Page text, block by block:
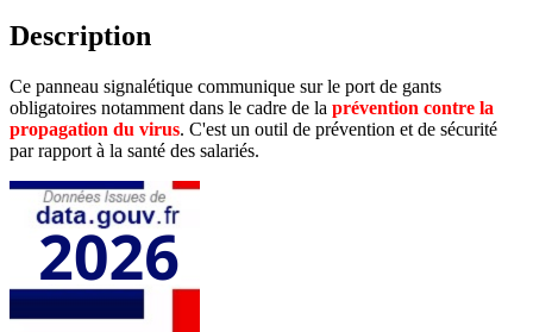
Description
Ce panneau signalétique communique sur le port de gants
obligatoires notamment dans le cadre de la prévention contre la
propagation du virus. C'est un outil de prévention et de sécurité
par rapport à la santé des salariés.